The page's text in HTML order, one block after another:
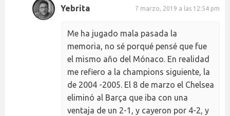
Yebrita 7 marzo, 2019 a las 12:54 pm
Me ha jugado mala pasada la
memoria, no sé porqué pensé que fue
el mismo año del Mónaco. En realidad
me refiero a la champions siguiente, la
de 2004 -2005. El 8 de marzo el Chelsea
eliminó al Barça que iba con una
ventaja de un 2-1, y cayeron por 4-2, y